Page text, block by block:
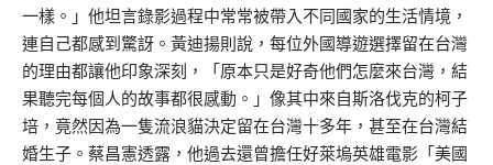
一樣。」他坦言錄影過程中常常被帶入不同國家的生活情境，
連自己都感到驚訝。黃迪揚則說，每位外國導遊選擇留在台灣
的理由都讓他印象深刻，「原本只是好奇他們怎麼來台灣，結
果聽完每個人的故事都很感動。」像其中來自斯洛伐克的柯子
培，竟然因為一隻流浪貓決定留在台灣十多年，甚至在台灣結
婚生子。蔡昌憲透露，他過去還曾擔任好萊塢英雄電影「美國